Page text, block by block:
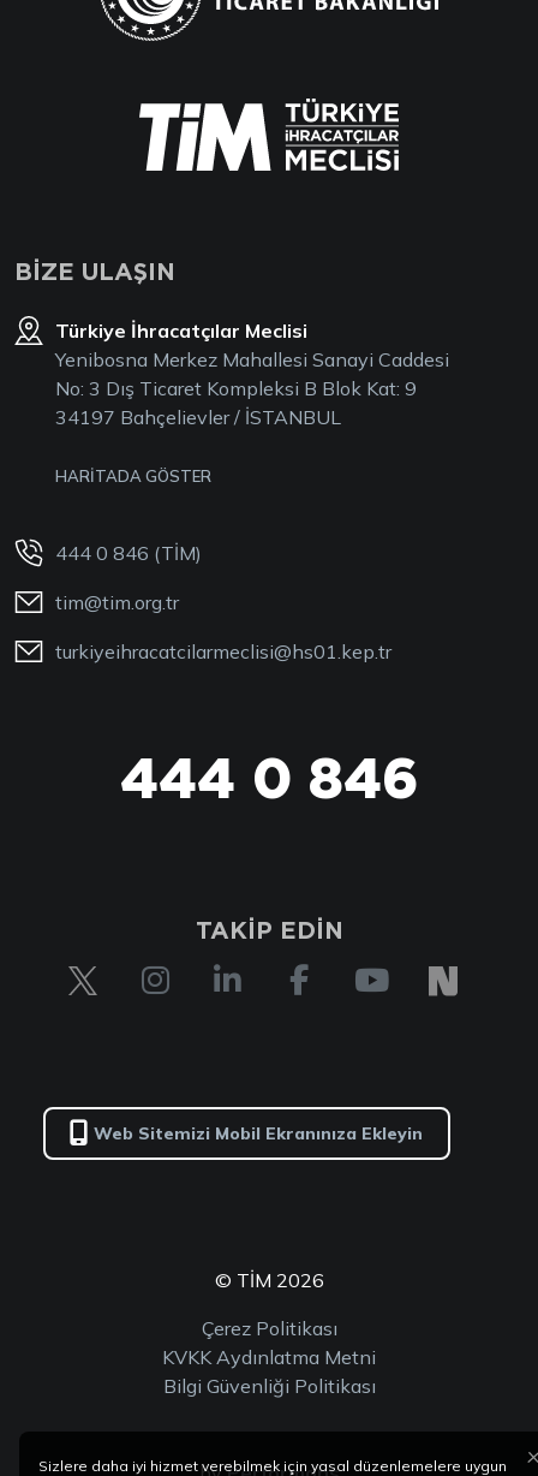
BİZE ULAŞIN
Türkiye İhracatçılar Meclisi
Yenibosna Merkez Mahallesi Sanayi Caddesi
No: 3 Dış Ticaret Kompleksi B Blok Kat: 9
34197 Bahçelievler / İSTANBUL
HARİTADA GÖSTER
444 0 846 (TİM)
tim@tim.org.tr
turkiyeihracatcilarmeclisi@hs01.kep.tr
444 0 846
TAKİP EDİN
Web Sitemizi Mobil Ekranınıza Ekleyin
© TİM 2026
Çerez Politikası
KVKK Aydınlatma Metni
Bilgi Güvenliği Politikası
Sizlere daha iyi hizmet verebilmek için yasal düzenlemelere uygun